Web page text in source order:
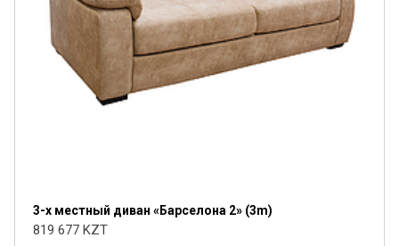
3-х местный диван «Барселона 2» (3m)
819 677 KZT